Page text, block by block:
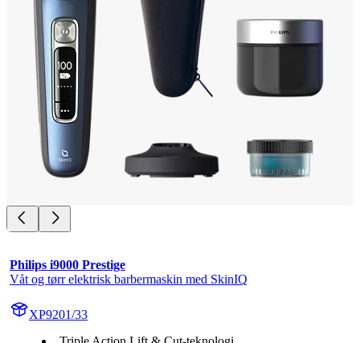
Philips i9000 Prestige
Våt og tørr elektrisk barbermaskin med SkinIQ
XP9201/33